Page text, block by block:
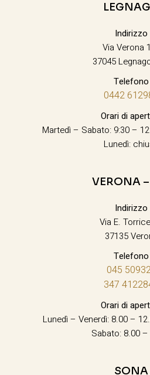
Indirizzo
Via Verona
37045
Telefono
0442
Orari di
Martedì – Sabato: 9:30 –
Lunedì:
VERONA
Indirizzo
Via E.
37135
Telefono
045
347
Orari di
Lunedì – Venerdì: 8.00 –
Sabato: 8.00
SONA